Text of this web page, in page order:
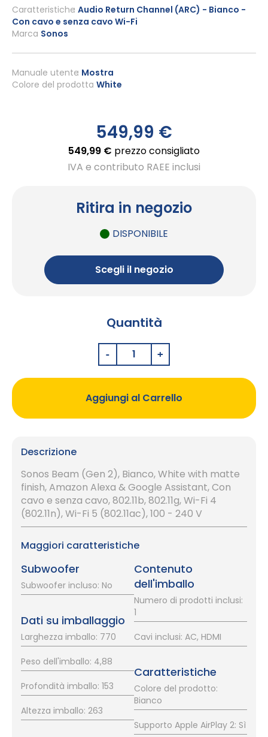
all'inizio
della
galleria
di
549,99 €
549,99 € prezzo consigliato
IVA e contributo RAEE inclusi
Ritira in negozio
DISPONIBILE
Scegli il negozio
Quantità
Aggiungi al Carrello
Marca Sonos
Manuale utente Mostra
Caratteristiche Audio Return Channel (ARC) - Bianco -
Con cavo e senza cavo Wi-Fi
Colore del prodotto White
Descrizione
Sonos Beam (Gen 2), Bianco, White with matte
finish, Amazon Alexa & Google Assistant, Con
cavo e senza cavo, 802.11b, 802.11g, Wi-Fi 4
(802.11n), Wi-Fi 5 (802.11ac), 100 - 240 V
Maggiori caratteristiche
Subwoofer
Subwoofer incluso: No
Dati su imballaggio
Larghezza imballo: 770
Peso dell'imballo: 4,88
Profondità imballo: 153
Altezza imballo: 263
Contenuto
dell'imballo
Numero di prodotti inclusi:
1
Cavi inclusi: AC, HDMI
Caratteristiche
Colore del prodotto:
Bianco
Supporto Apple AirPlay 2: Sì